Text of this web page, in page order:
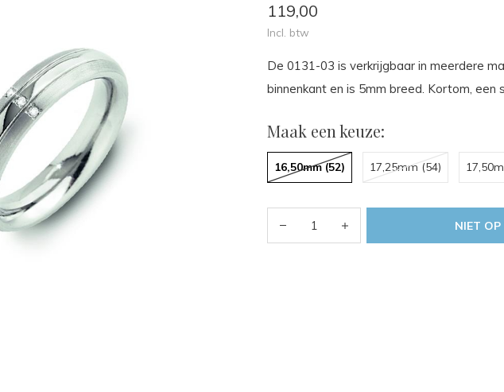
119,00
Incl. btw
De 0131-03 is verkrijgbaar in meerdere
binnenkant en is 5mm breed. Kortom, een
Maak een keuze:
16,50mm (52) 17,25mm (54)
NIET